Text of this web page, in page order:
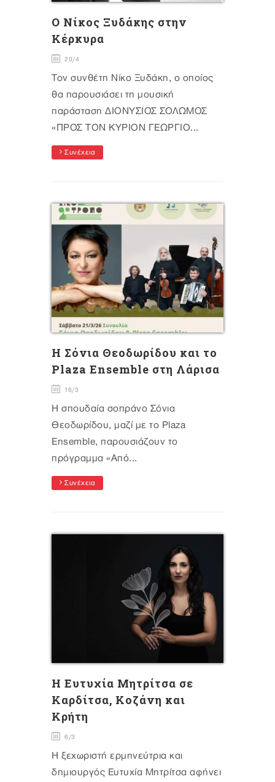
O Nίκος Ξυδάκης στην
Κέρκυρα
20/4
Τον συνθέτη Νίκο Ξυδάκη, ο οποίος
θα παρουσιάσει τη μουσική
παράσταση ΔΙΟΝΥΣΙΟΣ ΣΟΛΩΜΟΣ
«ΠΡΟΣ ΤΟΝ ΚΥΡΙΟΝ ΓΕΩΡΓΙΟ...
Συνέχεια
Η Σόνια Θεοδωρίδου και το
Plaza Ensemble στη Λάρισα
16/3
Η σπουδαία σοπράνο Σόνια
Θεοδωρίδου, μαζί με το Plaza
Ensemble, παρουσιάζουν το
πρόγραμμα «Από...
Συνέχεια
H Ευτυχία Μητρίτσα σε
Καρδίτσα, Κοζάνη και
Κρήτη
6/3
Η ξεχωριστή ερμηνεύτρια και
δημιουργός Ευτυχία Μητρίτσα αφήνει